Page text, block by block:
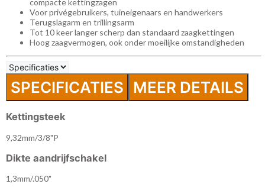
compacte kettingzagen
Voor privégebruikers, tuineigenaars en handwerkers
Terugslagarm en trillingsarm
Tot 10 keer langer scherp dan standaard zaagkettingen
Hoog zaagvermogen, ook onder moeilijke omstandigheden
SPECIFICATIES MEER DETAILS
Kettingsteek
9,32mm/3/8"P
Dikte aandrijfschakel
1,3mm/.050"